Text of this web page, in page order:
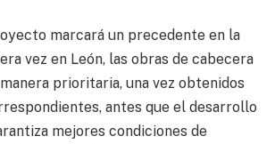
marcará un precedente en la
vez en León, las obras de cabecera
prioritaria, una vez obtenidos
antes que el desarrollo
mejores condiciones de